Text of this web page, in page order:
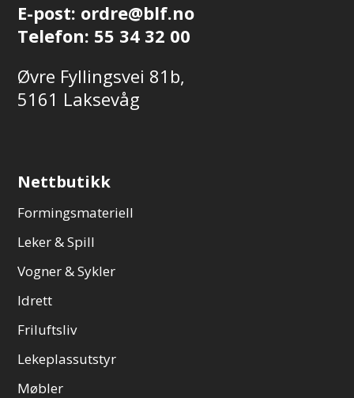
E-post: ordre@blf.no
Telefon: 55 34 32 00
Øvre Fyllingsvei 81b,
5161 Laksevåg
Nettbutikk
Formingsmateriell
Leker & Spill
Vogner & Sykler
Idrett
Friluftsliv
Lekeplassutstyr
Møbler